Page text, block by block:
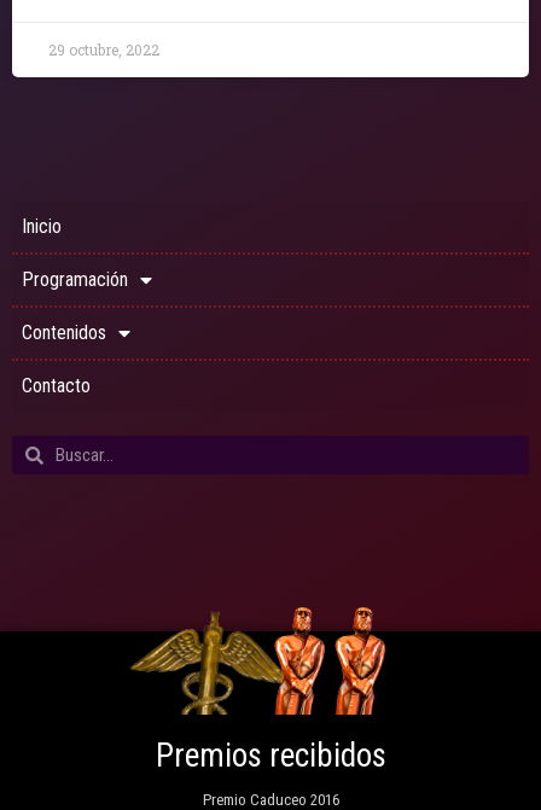
29 octubre, 2022
Inicio
Programación
Contenidos
Contacto
Premios recibidos
Premio Caduceo 2016